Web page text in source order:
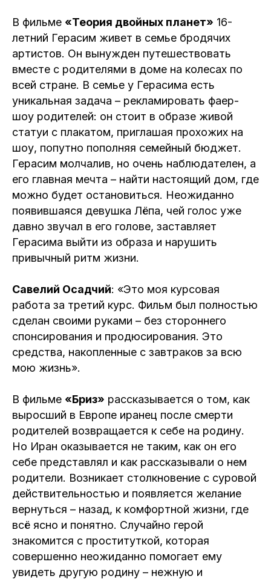
В фильме «Теория двойных планет» 16-
летний Герасим живет в семье бродячих
артистов. Он вынужден путешествовать
вместе с родителями в доме на колесах по
всей стране. В семье у Герасима есть
уникальная задача – рекламировать фаер-
шоу родителей: он стоит в образе живой
статуи с плакатом, приглашая прохожих на
шоу, попутно пополняя семейный бюджет.
Герасим молчалив, но очень наблюдателен, а
его главная мечта – найти настоящий дом, где
можно будет остановиться. Неожиданно
появившаяся девушка Лёпа, чей голос уже
давно звучал в его голове, заставляет
Герасима выйти из образа и нарушить
привычный ритм жизни.
Савелий Осадчий: «Это моя курсовая
работа за третий курс. Фильм был полностью
сделан своими руками – без стороннего
спонсирования и продюсирования. Это
средства, накопленные с завтраков за всю
мою жизнь».
В фильме «Бриз» рассказывается о том, как
выросший в Европе иранец после смерти
родителей возвращается к себе на родину.
Но Иран оказывается не таким, как он его
себе представлял и как рассказывали о нем
родители. Возникает столкновение с суровой
действительностью и появляется желание
вернуться – назад, к комфортной жизни, где
всё ясно и понятно. Случайно герой
знакомится с проституткой, которая
совершенно неожиданно помогает ему
увидеть другую родину – нежную и